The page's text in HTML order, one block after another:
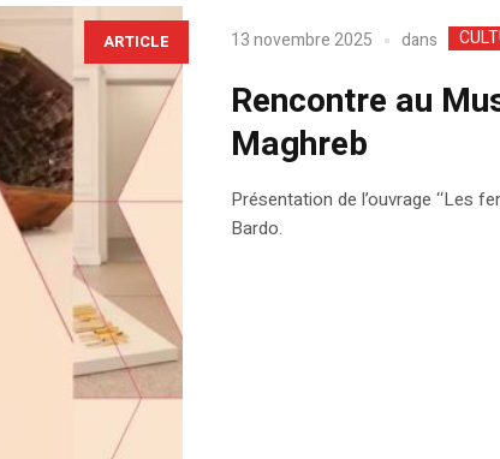
ARTICLE 13 novembre 2025 dans
Rencontre au
Maghreb
Présentation de l’ouvrage ‘‘Les
Bardo.